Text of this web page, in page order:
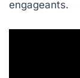
engageants.